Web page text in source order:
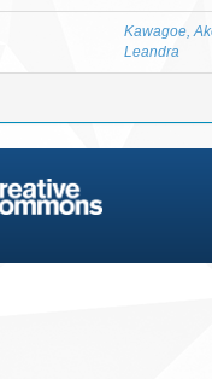
Kawagoe,
Leandra